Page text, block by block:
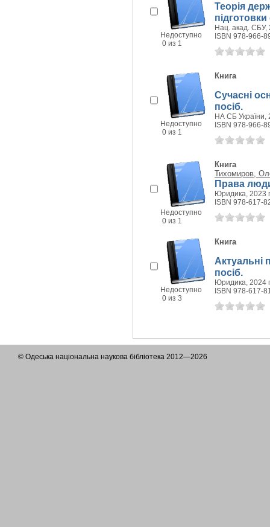
Недоступно
0 из 1
Теорія
Нац. акад. СБУ,
ISBN 978-966-
Недоступно
0 из 1
Книга
Сучасні
посіб.
НА СБ України,
ISBN 978-966-
Недоступно
0 из 1
Книга
Тихомиров,
Права
Юридика, 2023
ISBN 978-617-
Недоступно
0 из 3
Книга
Актуальні
посіб.
Юридика, 2024
ISBN 978-617-
© Одеська національна наукова бібліотека 2012—2026